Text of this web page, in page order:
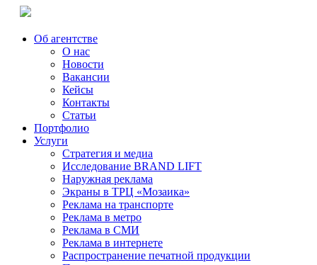
Об агентстве
О нас
Новости
Вакансии
Кейсы
Контакты
Статьи
Портфолио
Услуги
Стратегия и медиа
Исследование BRAND LIFT
Наружная реклама
Экраны в ТРЦ «Мозаика»
Реклама на транспорте
Реклама в метро
Реклама в СМИ
Реклама в интернете
Распространение печатной продукции